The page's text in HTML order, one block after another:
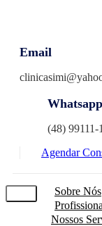
Email
Whatsapp
(48) 99111-
Agendar
Sobre Nós
Nossos